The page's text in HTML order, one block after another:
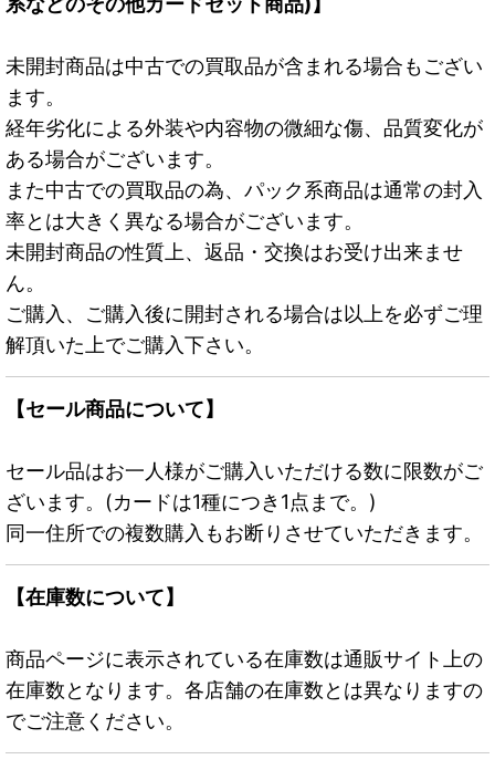
未開封商品は中古での買取品が含まれる場合もござい
ます。
経年劣化による外装や内容物の微細な傷、品質変化が
ある場合がございます。
また中古での買取品の為、パック系商品は通常の封入
率とは大きく異なる場合がございます。
未開封商品の性質上、返品・交換はお受け出来ませ
ん。
ご購入、ご購入後に開封される場合は以上を必ずご理
解頂いた上でご購入下さい。
【セール商品について】
セール品はお一人様がご購入いただける数に限数がご
ざいます。(カードは1種につき1点まで。)
同一住所での複数購入もお断りさせていただきます。
【在庫数について】
商品ページに表示されている在庫数は通販サイト上の
在庫数となります。各店舗の在庫数とは異なりますの
でご注意ください。